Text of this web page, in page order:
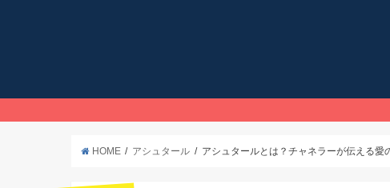
HOME アシュタール アシュタールとは？チャネラーが伝える愛